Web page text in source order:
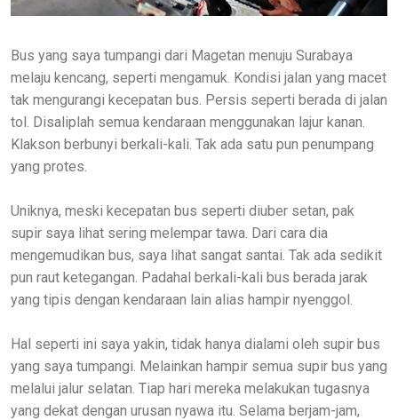
Bus yang saya tumpangi dari Magetan menuju Surabaya
melaju kencang, seperti mengamuk. Kondisi jalan yang macet
tak mengurangi kecepatan bus. Persis seperti berada di jalan
tol. Disaliplah semua kendaraan menggunakan lajur kanan.
Klakson berbunyi berkali-kali. Tak ada satu pun penumpang
yang protes.
Uniknya, meski kecepatan bus seperti diuber setan, pak
supir saya lihat sering melempar tawa. Dari cara dia
mengemudikan bus, saya lihat sangat santai. Tak ada sedikit
pun raut ketegangan. Padahal berkali-kali bus berada jarak
yang tipis dengan kendaraan lain alias hampir nyenggol.
Hal seperti ini saya yakin, tidak hanya dialami oleh supir bus
yang saya tumpangi. Melainkan hampir semua supir bus yang
melalui jalur selatan. Tiap hari mereka melakukan tugasnya
yang dekat dengan urusan nyawa itu. Selama berjam-jam,